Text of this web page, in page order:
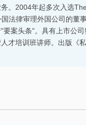
。2004年起多次入选
法律审理外国公司的董
案头条"。具有上市公司
才培训班讲师。出版《